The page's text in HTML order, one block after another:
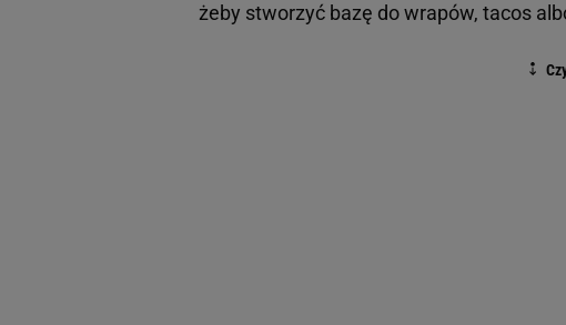
żeby stworzyć bazę do wrapów, tacos